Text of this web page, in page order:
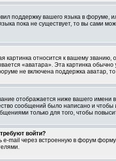
поддержку вашего языка в
пока не существует, то вы сами
картинка относится к вашему
«аватара». Эта картинка
не включена поддержка аватар,
отображается ниже вашего
сообщений было написано и
только для того, чтобы
войти?
e-mail через встроенную в форум